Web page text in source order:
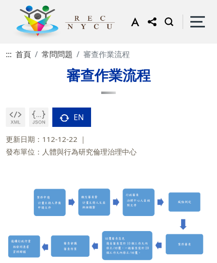
::: 首頁 常問問題 審查作業流程
審查作業流程
EN
更新日期：112-12-22
發布單位：人體與行為研究倫理治理中心